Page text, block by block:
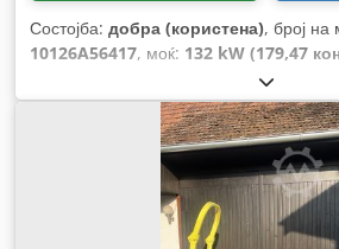
Состојба: добра (користена), број
10126A56417, моќ: 132 kW (179,47
1.490 обр/мин
400 V, влезен струја:228 A, вкупна
1.200 мм, вкупна ширина: